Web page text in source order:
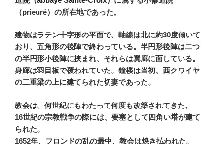
（prieuré）の所在地であった。
建物はラテン十字形の平面で、軸線は北に約30度傾いて
おり、五角形の後陣で終わっている。半円形後陣は二つ
の半円形小後陣に挟まれ、それらは翼廊に面している。
身廊は羽目板で覆われていた。鐘楼は当初、西クワイヤ
の二重梁の上に建てられた切妻であった。
教会は、何世紀にもわたって何度も改築されてきた。
16世紀の宗教戦争の際には、要塞として四角い塔が建て
られた。
1652年、フロンドの乱の最中、教会は焼き払われた。